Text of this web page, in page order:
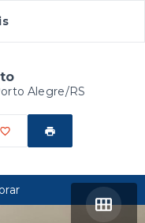
Alegre/RS